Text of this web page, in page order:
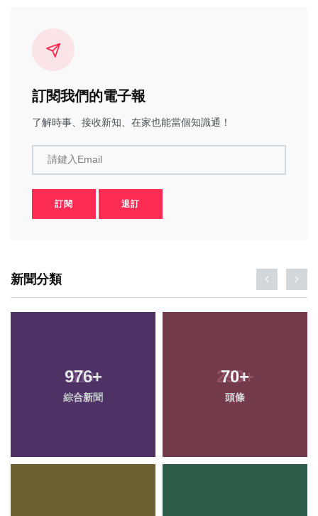
訂閱我們的電子報
了解時事、接收新知、在家也能當個知識通！
請鍵入Email
訂閱 退訂
新聞分類
976+
綜合新聞
70+
頭條